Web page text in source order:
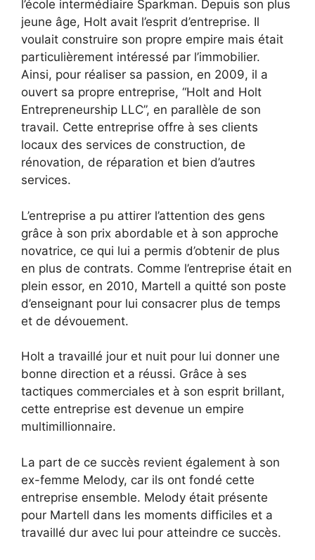
l’école intermédiaire Sparkman. Depuis son plus
jeune âge, Holt avait l’esprit d’entreprise. Il
voulait construire son propre empire mais était
particulièrement intéressé par l’immobilier.
Ainsi, pour réaliser sa passion, en 2009, il a
ouvert sa propre entreprise, “Holt and Holt
Entrepreneurship LLC”, en parallèle de son
travail. Cette entreprise offre à ses clients
locaux des services de construction, de
rénovation, de réparation et bien d’autres
services.
L’entreprise a pu attirer l’attention des gens
grâce à son prix abordable et à son approche
novatrice, ce qui lui a permis d’obtenir de plus
en plus de contrats. Comme l’entreprise était en
plein essor, en 2010, Martell a quitté son poste
d’enseignant pour lui consacrer plus de temps
et de dévouement.
Holt a travaillé jour et nuit pour lui donner une
bonne direction et a réussi. Grâce à ses
tactiques commerciales et à son esprit brillant,
cette entreprise est devenue un empire
multimillionnaire.
La part de ce succès revient également à son
ex-femme Melody, car ils ont fondé cette
entreprise ensemble. Melody était présente
pour Martell dans les moments difficiles et a
travaillé dur avec lui pour atteindre ce succès.